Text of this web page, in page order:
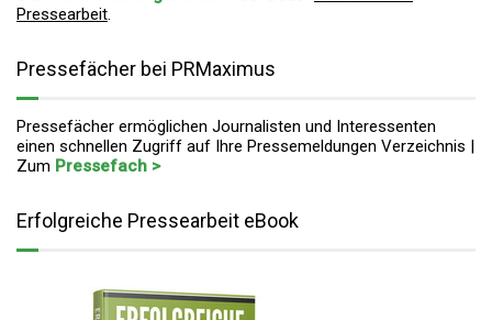
Pressearbeit.
Pressefächer bei PRMaximus
Pressefächer ermöglichen Journalisten und Interessenten
einen schnellen Zugriff auf Ihre Pressemeldungen Verzeichnis |
Zum Pressefach >
Erfolgreiche Pressearbeit eBook